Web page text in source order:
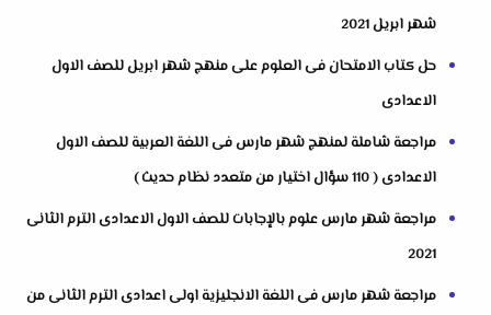
شهر ابريل 2021
حل كتاب الامتحان فى العلوم على منهج شهر ابريل للصف الاول
الاعدادى
مراجعة شاملة لمنهج شهر مارس فى اللغة العربية للصف الاول
الاعدادى ( 110 سؤال اختيار من متعدد نظام حديث )
مراجعة شهر مارس علوم بالإجابات للصف الاول الاعدادى الترم الثانى
2021
مراجعة شهر مارس فى اللغة الانجليزية اولى اعدادى الترم الثانى من